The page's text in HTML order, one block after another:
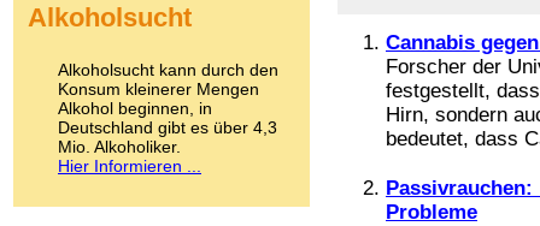
Cannabis
Forscher der
festgestellt,
Hirn, sondern
bedeutet, dass
Probleme
Kokain
LSD
Marihuana
Medikamente
Meskalin
Metamphetamin
Methadon
Alkoholsucht
Alkoholsucht kann durch den
Konsum kleinerer Mengen
Alkohol beginnen, in
Deutschland gibt es über 4,3
Mio. Alkoholiker.
Hier Informieren ...